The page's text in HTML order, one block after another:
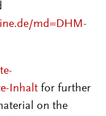
md=DHM-
Inhalt for further
on the